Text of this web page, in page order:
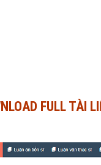
FULL TÀI